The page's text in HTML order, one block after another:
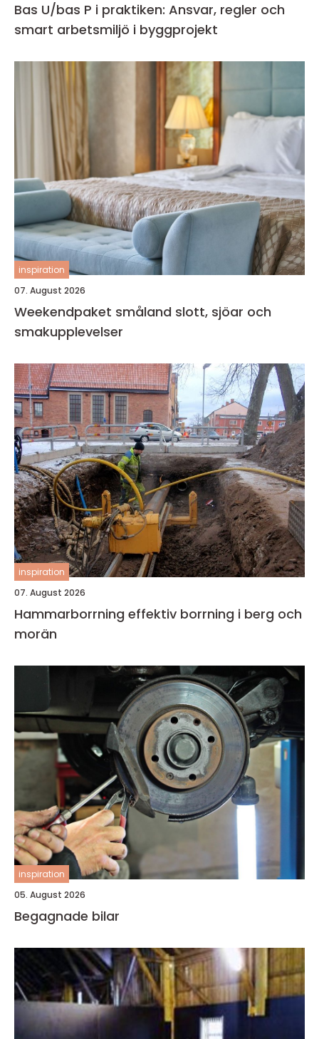
Bas U/bas P i praktiken: Ansvar, regler och
smart arbetsmiljö i byggprojekt
inspiration
07. August 2026
Weekendpaket småland slott, sjöar och
smakupplevelser
inspiration
07. August 2026
Hammarborrning effektiv borrning i berg och
morän
inspiration
05. August 2026
Begagnade bilar